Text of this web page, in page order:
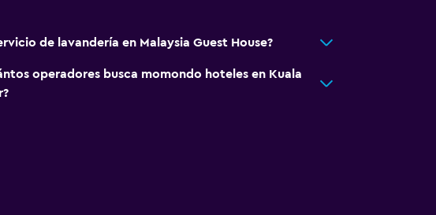
de lavandería en Malaysia Guest House?
operadores busca momondo hoteles en Kuala